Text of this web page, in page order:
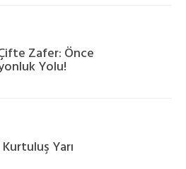
Zafer: Önce
Yolu!
Yarı